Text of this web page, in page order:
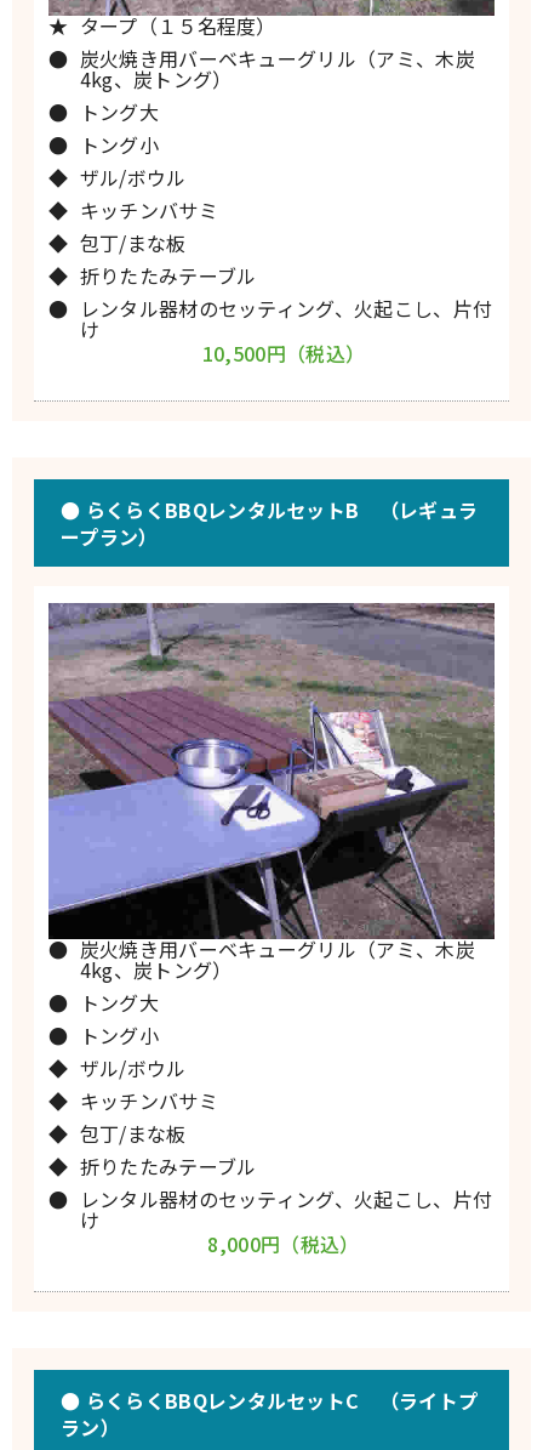
タープ（１５名程度）
炭火焼き用バーベキューグリル（アミ、木炭
4kg、炭トング）
トング大
トング小
ザル/ボウル
キッチンバサミ
包丁/まな板
折りたたみテーブル
レンタル器材のセッティング、火起こし、片付
け
10,500円（税込）
● らくらくBBQレンタルセットB （レギュラ
ープラン）
炭火焼き用バーベキューグリル（アミ、木炭
4kg、炭トング）
トング大
トング小
ザル/ボウル
キッチンバサミ
包丁/まな板
折りたたみテーブル
レンタル器材のセッティング、火起こし、片付
け
8,000円（税込）
● らくらくBBQレンタルセットC （ライトプ
ラン）